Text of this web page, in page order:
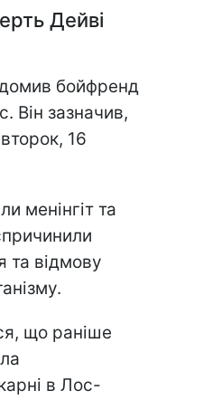
Дейві
бойфренд
Він зазначив,
16
менінгіт та
та відмову
що раніше
в Лос-